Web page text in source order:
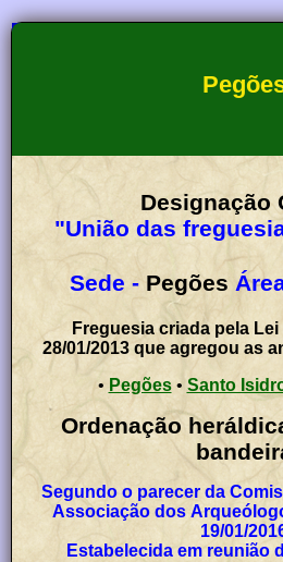
Designação
"União das
Sede - Pegões
Freguesia criada pela Lei
28/01/2013 que agregou as
• Pegões• Santo
Ordenação
Segundo o parecer da
Associação dos
19/01/
Estabelecida em reunião